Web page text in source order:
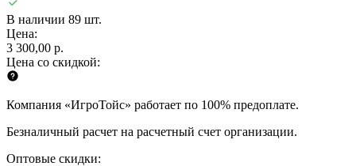
В наличии 89 шт.
Цена:
3 300,00 р.
Цена со скидкой:
Компания «ИгроТойс» работает по 100% предоплате.
Безналичный расчет на расчетный счет организации.
Оптовые скидки: